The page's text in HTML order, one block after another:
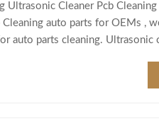
Cleaner Pcb
auto parts for OEMs ,
auto parts cleaning. Ultrasonic